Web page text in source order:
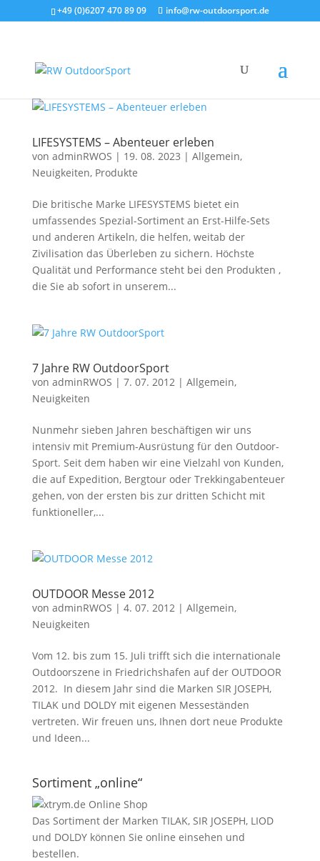
+49 (0)6207 470 89 09 info@rw-outdoorsport.de
LIFESYSTEMS – Abenteuer erleben
von adminRWOS | 19. 08. 2023 | Allgemein,
Neuigkeiten, Produkte
Die britische Marke LIFESYSTEMS bietet ein
umfassendes Spezial-Sortiment an Erst-Hilfe-Sets
und anderen Artikeln, die helfen, weitab der
Zivilisation das Überleben zu sichern. Höchste
Qualität und Performance steht bei den Produkten ,
die Sie ab sofort in unserem...
7 Jahre RW OutdoorSport
von adminRWOS | 7. 07. 2012| Allgemein,
Neuigkeiten
Nunmehr sieben Jahren beschäftigen wir uns
intensiv mit Premium-Ausrüstung für den Outdoor-
Sport. Seit dem haben wir eine Vielzahl von Kunden,
die auf Expedition, Bergtour oder Trekkingabenteuer
gehen, von der ersten bis zur dritten Schicht mit
funktioneller,...
OUTDOOR Messe 2012
von adminRWOS | 4. 07. 2012| Allgemein,
Neuigkeiten
Vom 12. bis zum 15. Juli trifft sich die internationale
Outdoorszene in Friedrichshafen auf der OUTDOOR
2012. In diesem Jahr sind die Marken SIR JOSEPH,
TILAK und DOLDY mit eigenen Messeständen
vertreten. Wir freuen uns, Ihnen dort neue Produkte
und Ideen...
Sortiment „online“
Das Sortiment der Marken TILAK, SIR JOSEPH, LIOD
und DOLDY können Sie online einsehen und
bestellen.